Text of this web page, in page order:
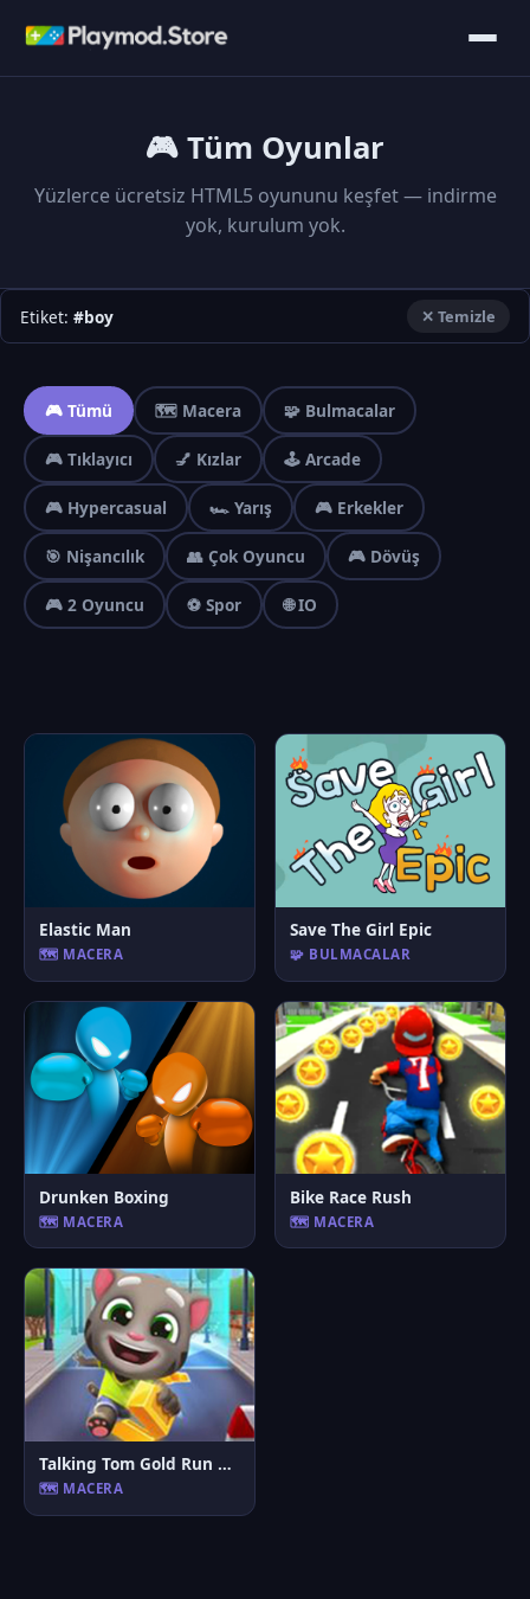
🎮 Tüm Oyunlar
Yüzlerce ücretsiz HTML5 oyununu keşfet — indirme
yok, kurulum yok.
Etiket: #boy ✕ Temizle
🎮 Tümü 🗺️ Macera 🧩 Bulmacalar
🎮 Tıklayıcı 💅 Kızlar 🕹️ Arcade
🎮 Hypercasual 🏎️ Yarış 🎮 Erkekler
🎯 Nişancılık 👥 Çok Oyuncu 🎮 Dövüş
🎮 2 Oyuncu ⚽ Spor 🌐 IO
Elastic Man
🗺️ MACERA
Save The Girl Epic
🧩 BULMACALAR
Drunken Boxing
🗺️ MACERA
Bike Race Rush
🗺️ MACERA
Talking Tom Gold Run Online
🗺️ MACERA